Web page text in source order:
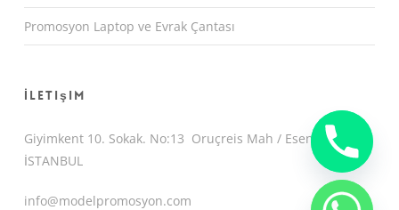
Promosyon Laptop ve Evrak Çantası
İletişim
Giyimkent 10. Sokak. No:13 Oruçreis Mah / Esenler /
İSTANBUL
info@modelpromosyon.com